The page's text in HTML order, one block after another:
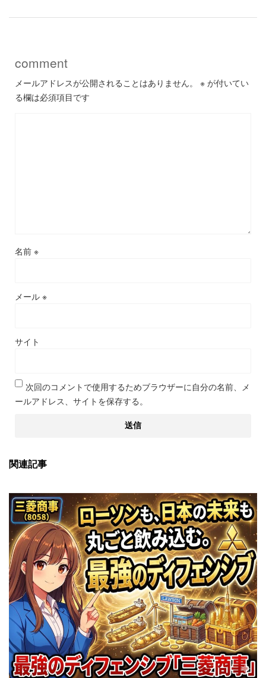
comment
メールアドレスが公開されることはありません。 ※ が付いてい
る欄は必須項目です
名前 ※
メール ※
サイト
次回のコメントで使用するためブラウザーに自分の名前、メ
ールアドレス、サイトを保存する。
関連記事